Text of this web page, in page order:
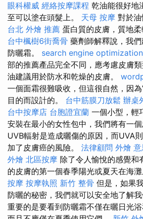
眼科權威 經絡按摩課程 乾油能很好地
至可以塗在頭髮上。 天母 按摩 對於
台北 外燴 推薦 蛋白質的皮膚，質地柔
台中楓樹6街喬骨 藥劑師解釋說，我
防曬霜。 search engine optimization
部的推薦產品完全不同，應考慮皮膚
油建議用於防水和乾燥的皮膚。
一個面霜很難吸收，但這很自然，因
目的而設計的。 台中筋膜刀放鬆 辦桌
台中按摩店 台胞證宜蘭 一個小型，輕
安裝在最小的女性包中，我們將有一個
UVB輻射是造成曬傷的原因，而UVA
加了皮膚癌的風險。 法律顧問 外燴 意
外燴 北區按摩 除了令人愉悅的感覺和
的皮膚的第一個春季陽光或夏天在海灘
按摩 按摩執照 新竹 整骨 但是，如果
防曬的秘密，我們就可以安全地了解
重要的是要看到防曬霜不僅在曬日光浴